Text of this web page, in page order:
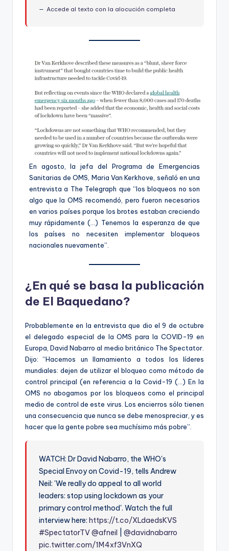
Accede al texto con la alocución completa
En agosto, la jefa del Programa de Emergencias
Sanitarias de OMS, Maria Van Kerkhove, señaló en una
entrevista a The Telegraph que “los bloqueos no son
algo que la OMS recomendó, pero fueron necesarios
en varios países porque los brotes estaban creciendo
muy rápidamente (…) Tenemos la esperanza de que
los países no necesiten implementar bloqueos
nacionales nuevamente”.
¿En qué se basa la publicación
de El Baquedano?
Probablemente en la entrevista que dio el 9 de octubre
el delegado especial de la OMS para la COVID-19 en
Europa, David Nabarro al medio británico The Spectator.
Dijo: “Hacemos un llamamiento a todos los líderes
mundiales: dejen de utilizar el bloqueo como método de
control principal (en referencia a la Covid-19 (…) En la
OMS no abogamos por los bloqueos como el principal
medio de control de este virus. Los encierros sólo tienen
una consecuencia que nunca se debe menospreciar, y es
hacer que la gente pobre sea muchísimo más pobre”.
WATCH: Dr David Nabarro, the WHO's
Special Envoy on Covid-19, tells Andrew
Neil: 'We really do appeal to all world
leaders: stop using lockdown as your
primary control method'. Watch the full
interview here:https://t.co/XLdaedsKVS
#SpectatorTV@afneil |@davidnabarro
pic.twitter.com/1M4xf3VnXQ